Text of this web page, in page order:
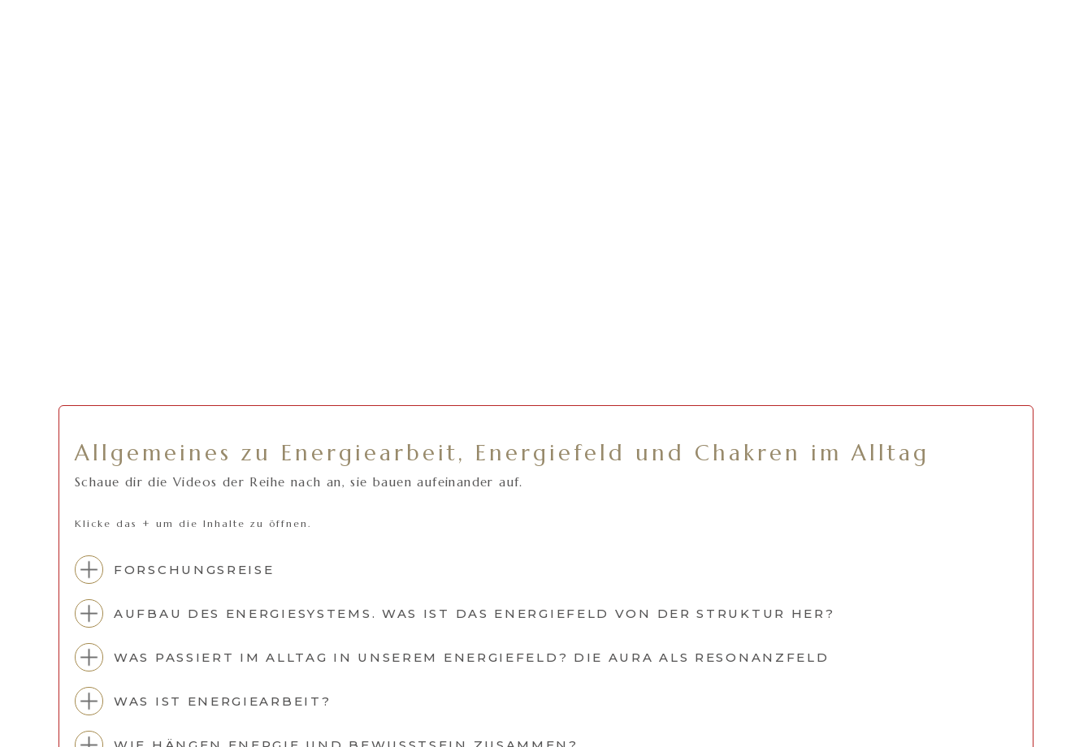
Allgemeines zu Energiearbeit, Energiefeld und Chakren im Alltag
Schaue dir die Videos der Reihe nach an, sie bauen aufeinander auf.
Klicke das + um die Inhalte zu öffnen.
FORSCHUNGSREISE
AUFBAU DES ENERGIESYSTEMS. WAS IST DAS ENERGIEFELD VON DER STRUKTUR HER?
WAS PASSIERT IM ALLTAG IN UNSEREM ENERGIEFELD? DIE AURA ALS RESONANZFELD
WAS IST ENERGIEARBEIT?